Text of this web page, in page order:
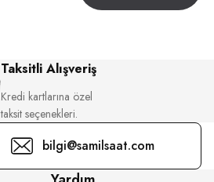
Taksitli Alışveriş
Kredi kartlarına özel
taksit seçenekleri.
bilgi@samilsaat.com